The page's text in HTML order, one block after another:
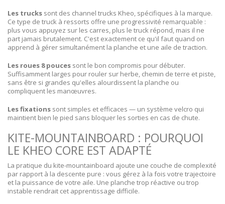
Les trucks sont des channel trucks Kheo, spécifiques à la marque.
Ce type de truck à ressorts offre une progressivité remarquable :
plus vous appuyez sur les carres, plus le truck répond, mais il ne
part jamais brutalement. C'est exactement ce qu'il faut quand on
apprend à gérer simultanément la planche et une aile de traction.
Les roues 8 pouces sont le bon compromis pour débuter.
Suffisamment larges pour rouler sur herbe, chemin de terre et piste,
sans être si grandes qu'elles alourdissent la planche ou
compliquent les manœuvres.
Les fixations sont simples et efficaces — un système velcro qui
maintient bien le pied sans bloquer les sorties en cas de chute.
KITE-MOUNTAINBOARD : POURQUOI
LE KHEO CORE EST ADAPTÉ
La pratique du kite-mountainboard ajoute une couche de complexité
par rapport à la descente pure : vous gérez à la fois votre trajectoire
et la puissance de votre aile. Une planche trop réactive ou trop
instable rendrait cet apprentissage difficile.